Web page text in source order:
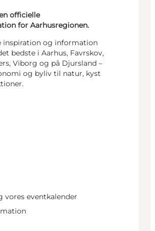
officielle
for Aarhusregionen.
inspiration og information
bedste i Aarhus, Favrskov,
Viborg og på Djursland –
og byliv til natur, kyst
vores eventkalender